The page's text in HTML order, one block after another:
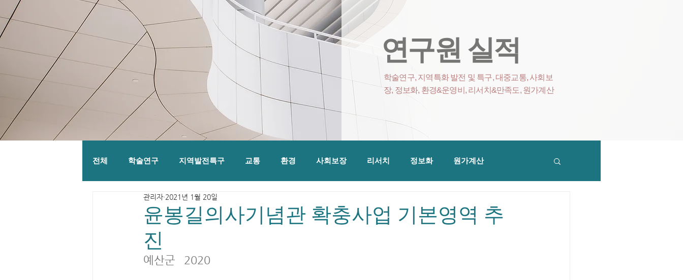
전체 학술연구 지역발전특구 교통 환경 사회보장 리서치 정보화 원가계산
윤봉길의사기념관 확충사업 기본영역 추
진
관리자 2021년 1월 20일
예산군	2020
연구원 실적
학술연구, 지역특화 발전 및 특구, 대중교통, 사회보
장, 정보화, 환경&운영비 , 리서치&만족도, 원가계산